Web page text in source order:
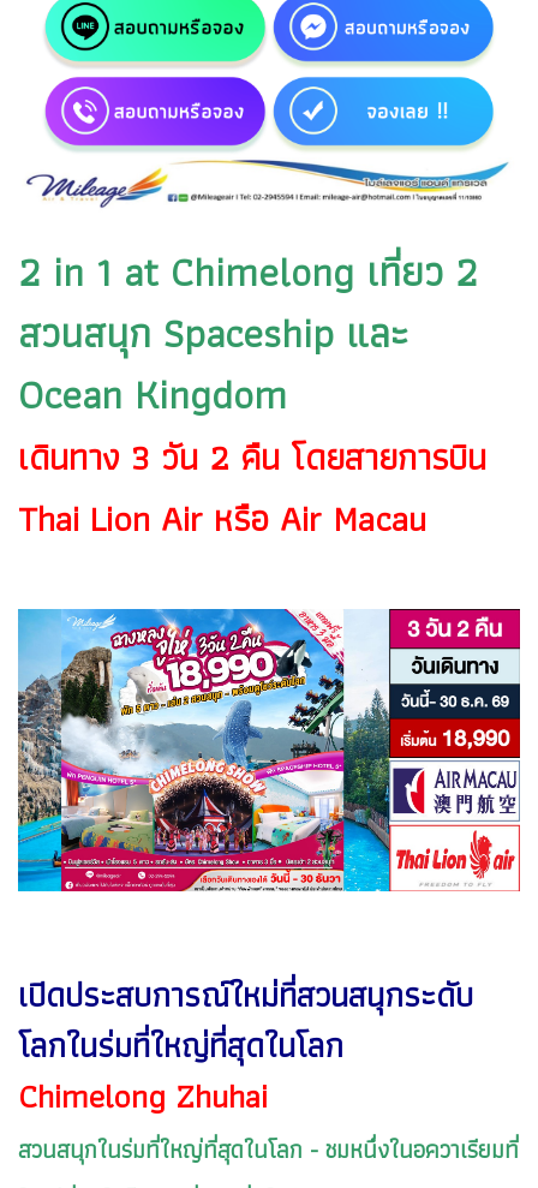
2 in 1 at Chimelong เที่ยว 2
สวนสนุก Spaceship และ
Ocean Kingdom
เดินทาง 3 วัน 2 คืน โดยสายการบิน
Thai Lion Air หรือ Air Macau
เปิดประสบการณ์ใหม่ที่สวนสนุกระดับ
โลกในร่มที่ใหญ่ที่สุดในโลก
Chimelong Zhuhai
สวนสนุกในร่มที่ใหญ่ที่สุดในโลก - ชมหนึ่งในอควาเรียมที่